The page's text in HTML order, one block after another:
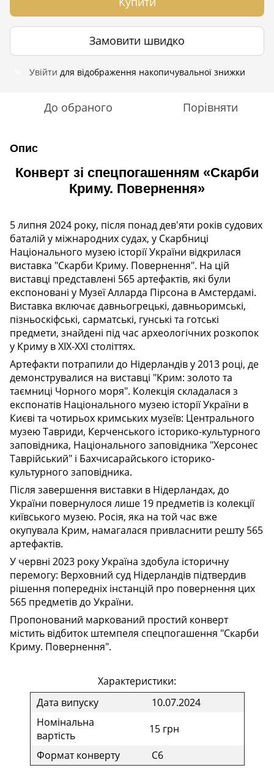
Замовити швидко
Увійти для відображення накопичувальної знижки
До обраного Порівняти
Опис
Конверт зі спецпогашенням «Скарби
Криму. Повернення»
5 липня 2024 року, після понад дев'яти років судових
баталій у міжнародних судах, у Скарбниці
Національного музею історії України відкрилася
виставка "Скарби Криму. Повернення". На цій
виставці представлені 565 артефактів, які були
експоновані у Музеї Алларда Пірсона в Амстердамі.
Виставка включає давньогрецькі, давньоримські,
пізньоскіфські, сарматські, гунські та готські
предмети, знайдені під час археологічних розкопок
у Криму в XIX-XXI століттях.
Артефакти потрапили до Нідерландів у 2013 році, де
демонструвалися на виставці "Крим: золото та
таємниці Чорного моря". Колекція складалася з
експонатів Національного музею історії України в
Києві та чотирьох кримських музеїв: Центрального
музею Тавриди, Керченського історико-культурного
заповідника, Національного заповідника "Херсонес
Таврійський" і Бахчисарайського історико-
культурного заповідника.
Після завершення виставки в Нідерландах, до
України повернулося лише 19 предметів із колекції
київського музею. Росія, яка на той час вже
окупувала Крим, намагалася привласнити решту 565
артефактів.
У червні 2023 року Україна здобула історичну
перемогу: Верховний суд Нідерландів підтвердив
рішення попередніх інстанцій про повернення цих
565 предметів до України.
Пропонований маркований простий конверт
містить відбиток штемпеля спецпогашення "Скарби
Криму. Повернення".
Характеристики:
Дата випуску
10.07.2024
Номінальна
вартість
15 грн
Формат конверту
С6